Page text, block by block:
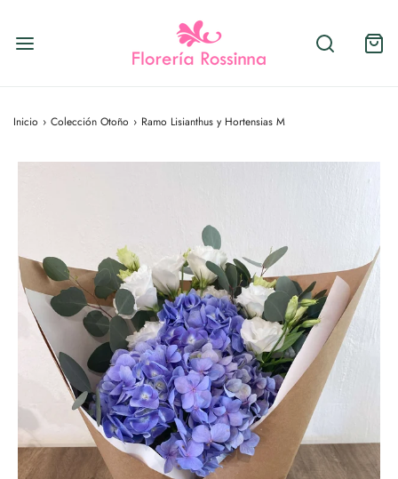
Inicio › Colección Otoño › Ramo Lisianthus y Hortensias M